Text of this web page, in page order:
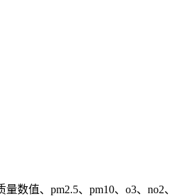
数值、pm2.5、pm10、o3、no2、